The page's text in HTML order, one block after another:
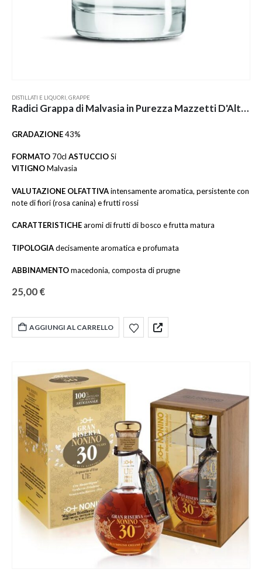
DISTILLATI E LIQUORI,GRAPPE
Radici Grappa di Malvasia in Purezza Mazzetti D'Altavilla
GRADAZIONE43%
FORMATO 70cl ASTUCCIOSi
VITIGNOMalvasia
VALUTAZIONE OLFATTIVAintensamente aromatica, persistente con
note di fiori (rosa canina) e frutti rossi
CARATTERISTICHEaromi di frutti di bosco e frutta matura
TIPOLOGIAdecisamente aromatica e profumata
ABBINAMENTOmacedonia, composta di prugne
25,00 €
AGGIUNGI AL CARRELLO